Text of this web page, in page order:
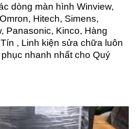
dòng màn hình Winview,
Hitech, Simens,
Panasonic, Kinco, Hàng
, Linh kiện sửa chữa luôn
nhanh nhất cho Quý